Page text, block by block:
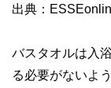
出典：
バスタオルは入
る必要がないよ